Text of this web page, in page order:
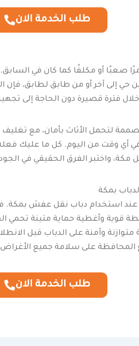
طلب الخدمة الان
صعبًا أو مكلفًا كما كان في
إلى آخر أو من طابق لطابق، فإن
فترة قصيرة دون الحاجة إلى
لتحمل الأثاث بأمان، مع
في أي وقت من اليوم. كل ما عليك
مكة، واختبر الفرق الحقيقي في
بمكة
عند استخدام دباب نقل عفش بمكة.
قوية وأغطية حماية متينة
وآمنة على الدباب قبل
على سلامة جميع الأغراض
طلب الخدمة الان